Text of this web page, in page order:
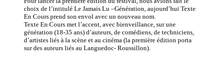
choix de l’intitulé Le Jamais Lu –Génération, aujourd’hui Texte
En Cours prend son envol avec un nouveau nom.
Texte En Cours met l’accent, avec bienveillance, sur une
génération (18-35 ans) d’auteurs, de comédiens, de techniciens,
d’artistes liés à la scène et au cinéma (la première édition porta
sur des auteurs liés au Languedoc- Roussillon).